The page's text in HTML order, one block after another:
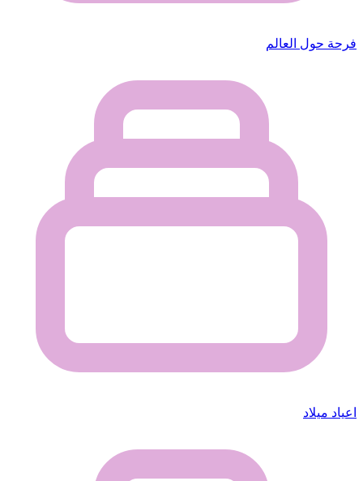
فرحة حول العالم
اعياد ميلاد